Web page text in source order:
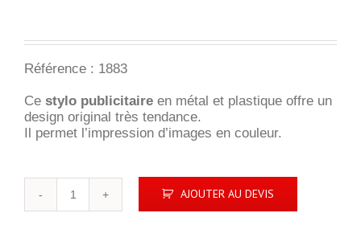
Référence : 1883
Ce stylo publicitaire en métal et plastique offre un
design original très tendance.
Il permet l’impression d’images en couleur.
AJOUTER AU DEVIS